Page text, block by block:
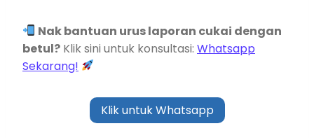
Nak bantuan urus laporan cukai dengan
betul? Klik sini untuk konsultasi: Whatsapp
Sekarang!
Klik untuk Whatsapp